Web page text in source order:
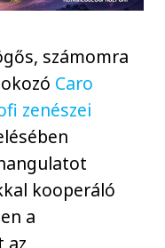
számomra
Caro
zenészei
kooperáló
a
az